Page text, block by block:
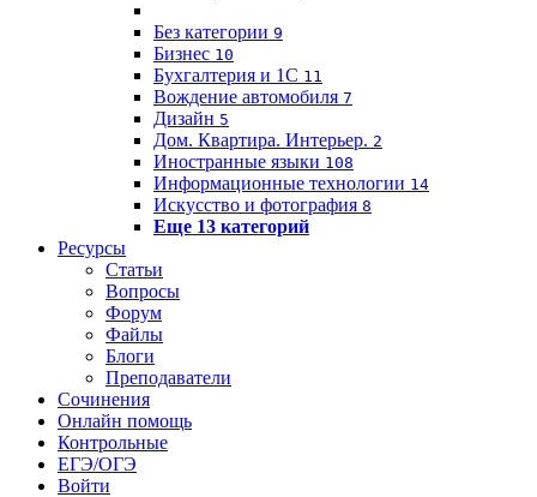
Без категории 9
Бизнес 10
Бухгалтерия и 1C 11
Вождение автомобиля 7
Дизайн 5
Дом. Квартира. Интерьер. 2
Иностранные языки 108
Информационные технологии 14
Искусство и фотография 8
Еще 13 категорий
Ресурсы
Статьи
Вопросы
Форум
Файлы
Блоги
Преподаватели
Сочинения
Онлайн помощь
Контрольные
ЕГЭ/ОГЭ
Войти